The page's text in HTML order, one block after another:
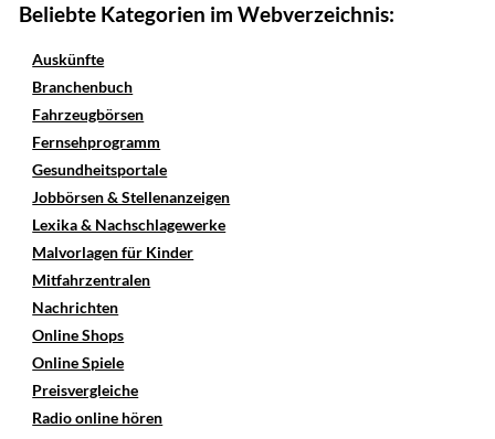
Beliebte Kategorien im Webverzeichnis:
Auskünfte
Branchenbuch
Fahrzeugbörsen
Fernsehprogramm
Gesundheitsportale
Jobbörsen & Stellenanzeigen
Lexika & Nachschlagewerke
Malvorlagen für Kinder
Mitfahrzentralen
Nachrichten
Online Shops
Online Spiele
Preisvergleiche
Radio online hören